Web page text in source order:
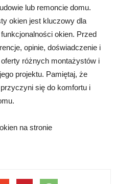
lub remoncie domu.
okien jest kluczowy dla
okien. Przed
opinie, doświadczenie i
różnych montażystów i
projektu. Pamiętaj, że
się do komfortu i
na stronie